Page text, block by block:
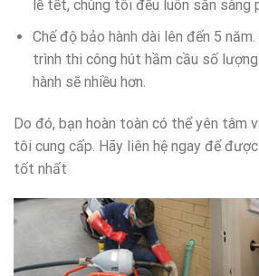
lễ tết, chúng tôi đều luôn sẵn sàng
Chế độ bảo hành dài lên đến 5
trình thi công hút hầm cầu số
hành sẽ nhiều hơn.
Do đó, bạn hoàn toàn có thể yên tâm
tôi cung cấp. Hãy liên hệ ngay để
tốt nhất